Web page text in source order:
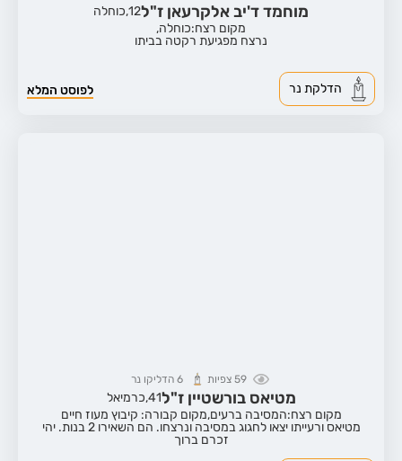
מוחמד ד'יב אלקרעאן ז"ל12, כוחלה
מקום רצח:כוחלה,
נרצח מפגיעת רקטה בביתו
לפוסט המלא הדלקת נר
59 צפיות 6 הדליקו נר
מטיאס בורשטיין ז"ל41, כרמיאל
מקום רצח:המסיבה ברעים,מקום קבורה: קיבוץ מעוז חיים
מטיאס ורעייתו יצאו לחגוג במסיבה ונרצחו. הם השאירו 2 בנות. יהי
זכרם ברוך